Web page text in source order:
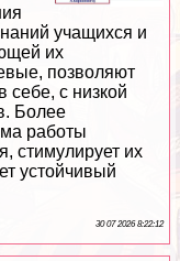
учащихся и
их
позволяют
себе, с низкой
Более
работы
стимулирует их
устойчивый
30 07 2026 8:22:12